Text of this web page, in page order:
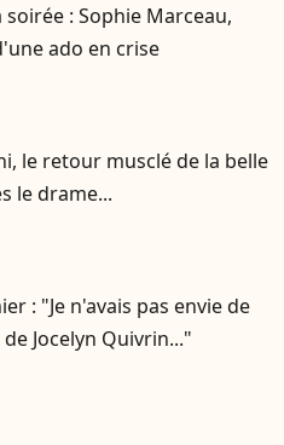
soirée : Sophie Marceau,
ado en crise
le retour musclé de la belle
le drame...
: "Je n'avais pas envie de
Jocelyn Quivrin..."